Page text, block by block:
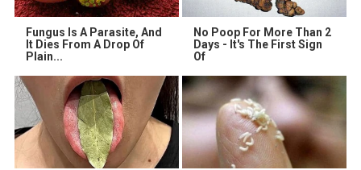
Fungus Is A Parasite, And
It Dies From A Drop Of
Plain...
No Poop For More Than 2
Days - It's The First Sign
Of